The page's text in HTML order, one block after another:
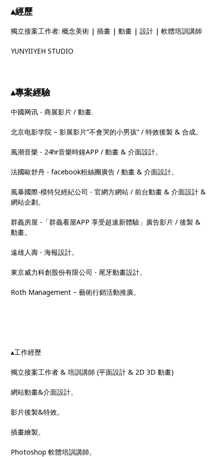
▴經歷
獨立接案工作者: 概念美術 | 插畫 | 動畫 | 設計 | 軟體培訓講師
YUNYIIYEH STUDIO​​
▴專案經驗
中國网讯 - 商展影片 / 動畫.
北京电影学院 – 影展影片”不會哭的小男孩” / 特效後製 & 合成。
風潮音樂 - 24hr音樂時鐘APP / 動畫 & 介面設計。
法國歐舒丹 - facebook粉絲團廣告 / 動畫 & 介面設計。
風暴國際-模特兒經紀公司 - 官網方網站 / 前台動畫 & 介面設計 &
網站企劃。
群義房屋 -「群義看屋APP 享受超速新體驗」廣告影片 / 後製 &
動畫。
遠雄人壽 - 海報設計。
東京威力科創股份有限公司 - 尾牙動畫設計。
Roth Management – 藝術行銷活動推廣。
▴工作經歷
獨立接案工作者 & 培訓講師 (平面設計 & 2D 3D 動畫)
網站動畫&介面設計。
影片後製&特效。
插畫繪製。
Photoshop 軟體培訓講師。